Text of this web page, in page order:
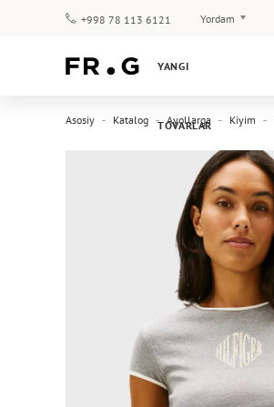
+998 78 113 6121 Yordam
Kafolat
YANGI
TOVARLAR
Asosiy Katalog Ayollarga Kiyim